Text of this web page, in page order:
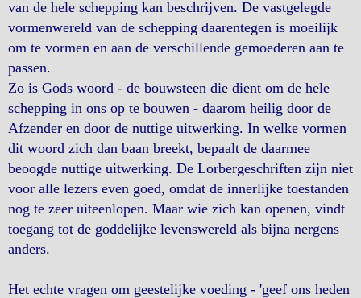
van de hele schepping kan beschrijven. De vastgelegde
vormenwereld van de schepping daarentegen is moeilijk
om te vormen en aan de verschillende gemoederen aan te
passen.
Zo is Gods woord - de bouwsteen die dient om de hele
schepping in ons op te bouwen - daarom heilig door de
Afzender en door de nuttige uitwerking. In welke vormen
dit woord zich dan baan breekt, bepaalt de daarmee
beoogde nuttige uitwerking. De Lorbergeschriften zijn niet
voor alle lezers even goed, omdat de innerlijke toestanden
nog te zeer uiteenlopen. Maar wie zich kan openen, vindt
toegang tot de goddelijke levenswereld als bijna nergens
anders.
Het echte vragen om geestelijke voeding - 'geef ons heden